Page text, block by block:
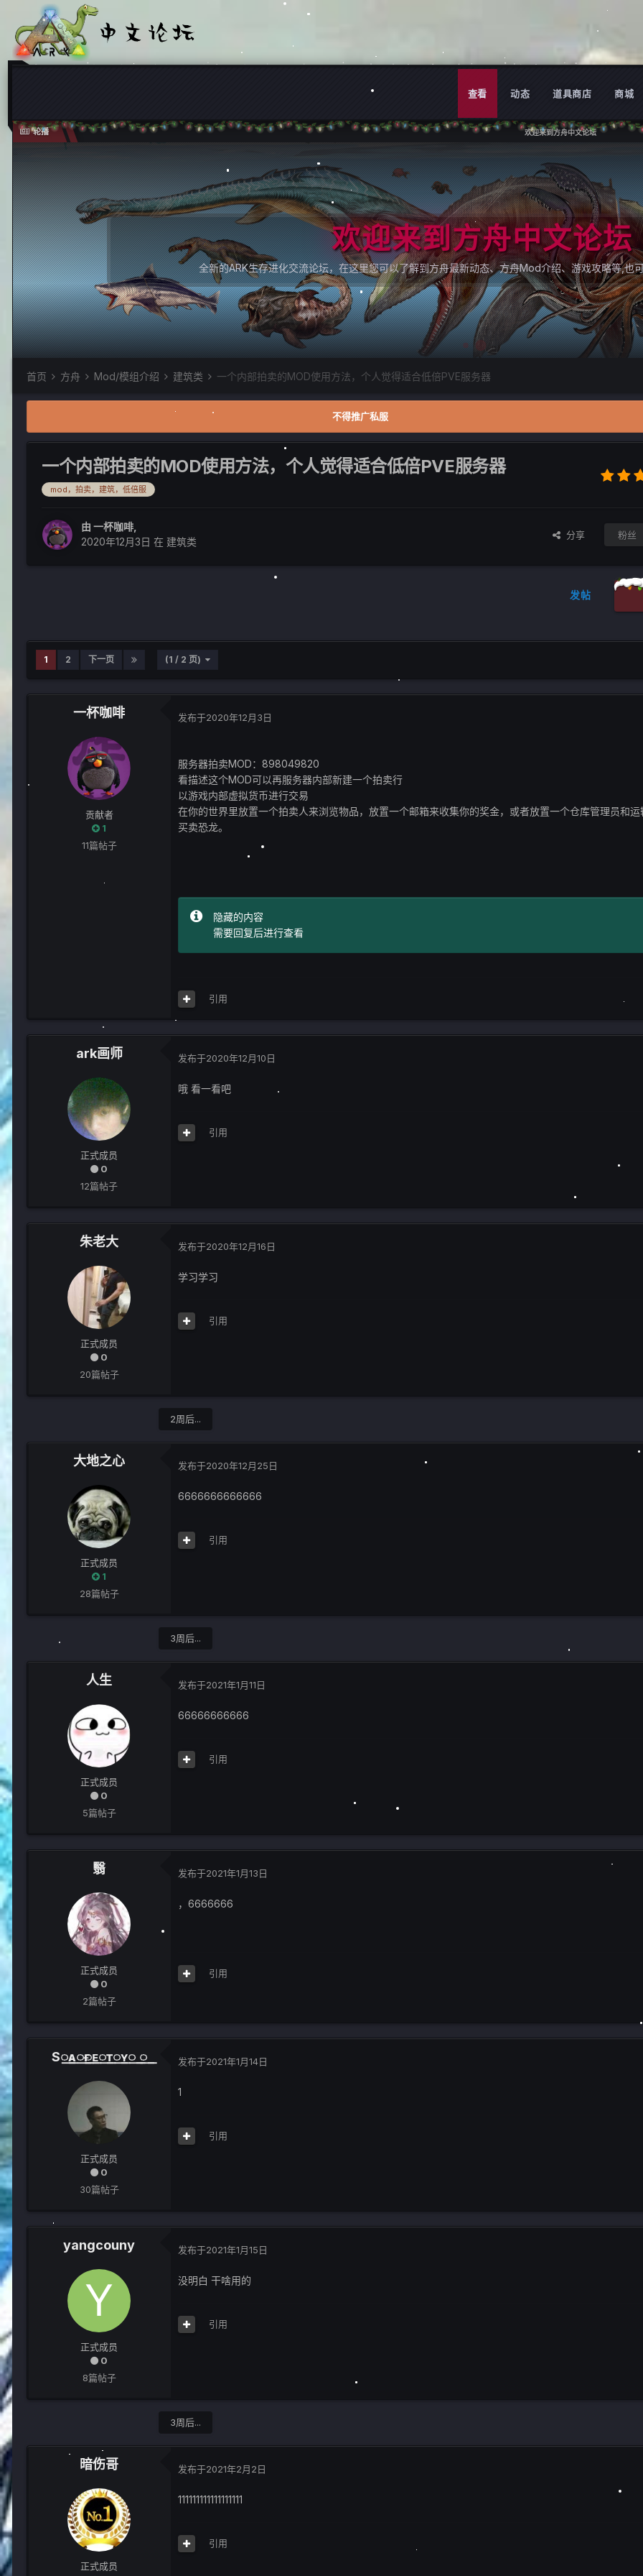
查看 动态 道具商店 商城
轮播 欢迎来到方舟中文论坛
欢迎来到方舟中文论坛
全新的ARK生存进化交流论坛，在这里您可以了解到方舟最新动态、方舟Mod介绍、游戏攻略等,也
首页 方舟 Mod/模组介绍 建筑类 一个内部拍卖的MOD使用方法，个人觉得适合低倍PVE服务器
不得推广私服
一个内部拍卖的MOD使用方法，个人觉得适合低倍PVE服务器
mod，拍卖，建筑，低倍服
由 一杯咖啡
2020年12月3日 在 建筑类
分享 粉丝
发帖
1 2 下一页 (1 / 2 页)
一杯咖啡
贡献者
1
11篇帖子
发布于2020年12月3日
服务器拍卖MOD：898049820
看描述这个MOD可以再服务器内部新建一个拍卖行
以游戏内部虚拟货币进行交易
在你的世界里放置一个拍卖人来浏览物品，放置一个邮箱来收集你的奖金，或者放置一个仓库管理员和运
买卖恐龙。
隐藏的内容
需要回复后进行查看
引用
ark画师
正式成员
0
12篇帖子
发布于2020年12月10日
哦 看一看吧
引用
朱老大
正式成员
0
20篇帖子
发布于2020年12月16日
学习学习
引用
2周后...
大地之心
正式成员
1
28篇帖子
发布于2020年12月25日
6666666666666
引用
3周后...
人生
正式成员
0
5篇帖子
发布于2021年1月11日
66666666666
引用
翳
正式成员
0
2篇帖子
发布于2021年1月13日
，6666666
引用
S꯭ᴀ꯭ғ꯭ᴇ꯭ᴛ꯭ʏ꯭ ꯭
正式成员
0
30篇帖子
发布于2021年1月14日
1
引用
yangcouny
正式成员
0
8篇帖子
发布于2021年1月15日
没明白 干啥用的
引用
3周后...
暗伤哥
正式成员
发布于2021年2月2日
111111111111111111
引用